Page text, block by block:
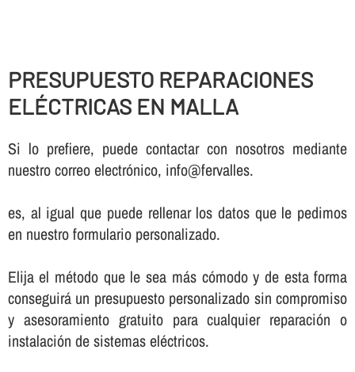
PRESUPUESTO REPARACIONES
ELÉCTRICAS EN MALLA
Si lo prefiere, puede contactar con nosotros mediante
nuestro correo electrónico, info@fervalles.
es, al igual que puede rellenar los datos que le pedimos
en nuestro formulario personalizado.
Elija el método que le sea más cómodo y de esta forma
conseguirá un presupuesto personalizado sin compromiso
y asesoramiento gratuito para cualquier reparación o
instalación de sistemas eléctricos.